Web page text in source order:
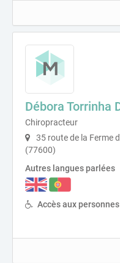
Débora Torrinha
Chiropracteur
35 route de la Ferme
(77600)
Autres langues parlées
Accès aux